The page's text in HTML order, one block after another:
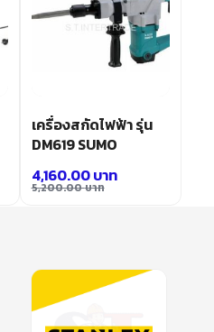
เครื่องสกัดไฟฟ้า รุ่น
DM619 SUMO
5,200.00บาท
4,160.00บาท